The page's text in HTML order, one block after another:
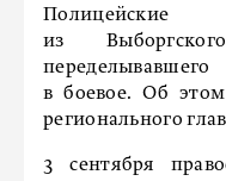
Полицейские
из
в боевое. Об этом
регионального
3 сентября